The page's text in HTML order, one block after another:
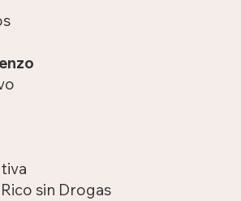
sin Drogas